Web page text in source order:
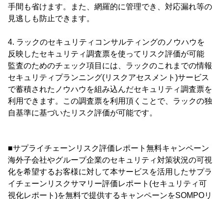
手間も省けます。また、網羅的に管理でき、対応漏れ等の
見逃しも防止できます。
4. ラックのセキュリティコンサルティングのノウハウを
反映したセキュリティ調査票を使ってリスク評価が可能
監査のためのチェック項目には、ラックのこれまでの情報
セキュリティプランニング(リスクアセスメント)サービス
で蓄積されたノウハウを組み込んだセキュリティ調査票を
利用できます。この調査票を利用頂くことで、ラックの独
自基準に基づいたリスク評価が可能です。
■サプライチェーンリスク評価レポート無料キャンペーン
海外子会社やグループ企業のセキュリティ対策状況の可視
化を希望するお客様に対して本サービスを活用したサプラ
イチェーンリスクサマリー評価レポート(セキュリティ可
視化レポート)を無料で提供するキャンペーンをSOMPOリ